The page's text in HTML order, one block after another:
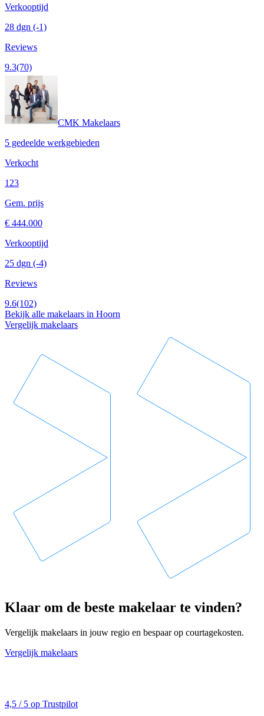
Verkooptijd
28 dgn (-1)
Reviews
9.3(70)
CMK Makelaars
5 gedeelde werkgebieden
Verkocht
123
Gem. prijs
€ 444.000
Verkooptijd
25 dgn (-4)
Reviews
9.6(102)
Bekijk alle makelaars in Hoorn
Vergelijk makelaars
Klaar om de beste makelaar te vinden?
Vergelijk makelaars in jouw regio en bespaar op courtagekosten.
Vergelijk makelaars
4,5 / 5 op Trustpilot